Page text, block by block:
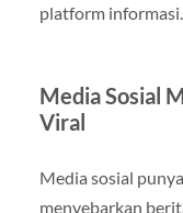
platform informasi.
Media Sosial
Viral
Media sosial
menyebarkan